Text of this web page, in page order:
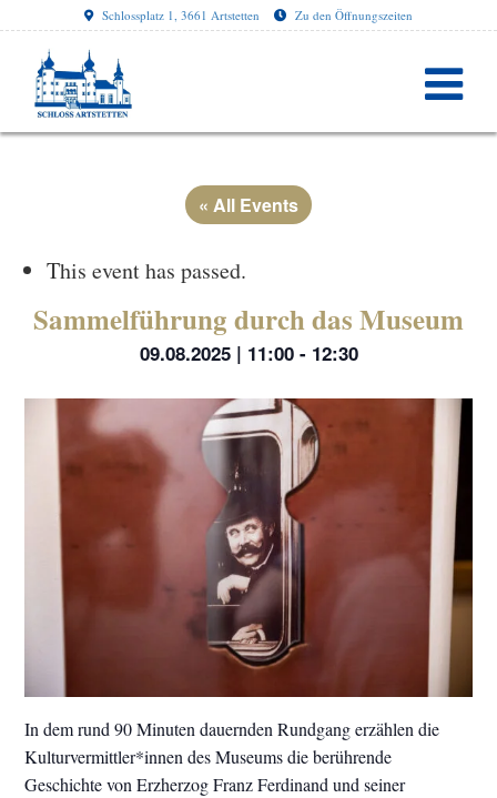
Schlossplatz 1, 3661 Artstetten Zu den Öffnungszeiten
« All Events
This event has passed.
Sammelführung durch das Museum
09.08.2025 | 11:00- 12:30
In dem rund 90 Minuten dauernden Rundgang erzählen die
Kulturvermittler*innen des Museums die berührende
Geschichte von Erzherzog Franz Ferdinand und seiner